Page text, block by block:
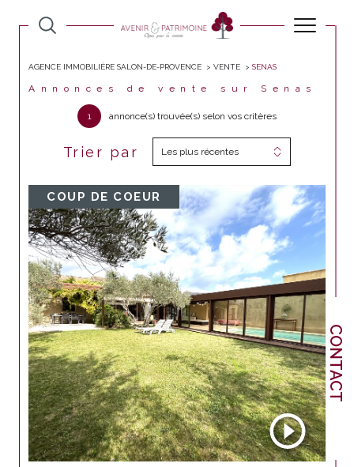
CONTACT
AGENCE IMMOBILIÈRE SALON-DE-PROVENCE VENTE SENAS
Annonces de vente sur Senas
1 annonce(s) trouvée(s) selon vos critères
Trier par Les plus récentes
COUP DE COEUR